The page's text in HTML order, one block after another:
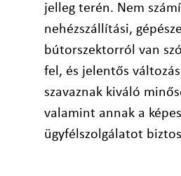
jelleg terén. Nem
nehézszállítási,
bútorszektorról van
fel, és jelentős
szavaznak kiváló
valamint annak a
ügyfélszolgálatot